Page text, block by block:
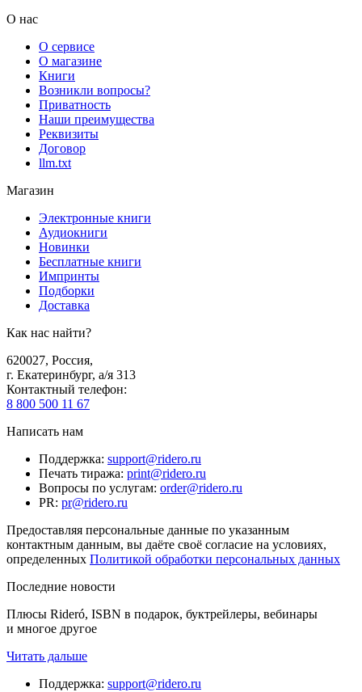
О нас
О сервисе
О магазине
Книги
Возникли вопросы?
Приватность
Наши преимущества
Реквизиты
Договор
llm.txt
Магазин
Электронные книги
Аудиокниги
Новинки
Бесплатные книги
Импринты
Подборки
Доставка
Как нас найти?
620027, Россия,
г. Екатеринбург, а/я 313
Контактный телефон:
8 800 500 11 67
Написать нам
Поддержка: support@ridero.ru
Печать тиража: print@ridero.ru
Вопросы по услугам: order@ridero.ru
PR: pr@ridero.ru
Предоставляя персональные данные по указанным
контактным данным, вы даёте своё согласие на условиях,
определенных Политикой обработки персональных данных
Последние новости
Плюсы Rideró, ISBN в подарок, буктрейлеры, вебинары
и многое другое
Читать дальше
Поддержка: support@ridero.ru